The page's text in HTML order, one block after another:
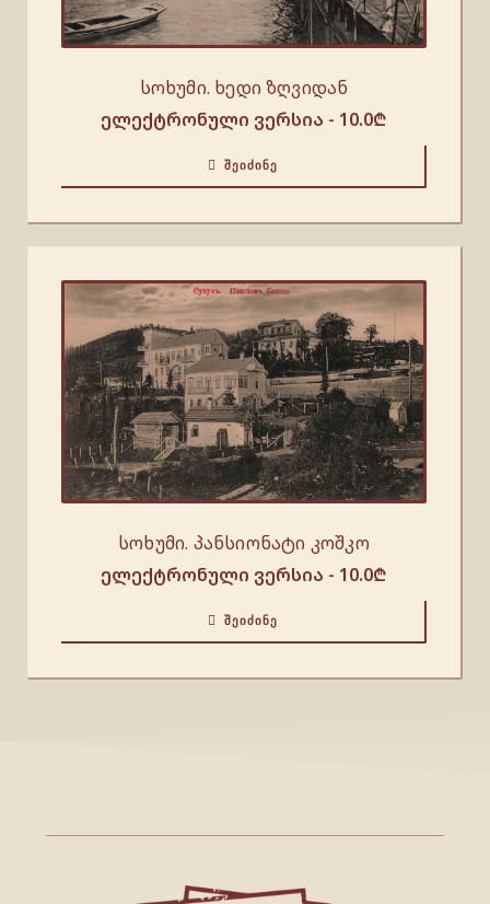
სოხუმი. ხედი ზღვიდან
ელექტრონული ვერსია - 10.0₾
ᲨᲔᲘᲫᲘᲜᲔ
სოხუმი. პანსიონატი კოშკო
ელექტრონული ვერსია - 10.0₾
ᲨᲔᲘᲫᲘᲜᲔ